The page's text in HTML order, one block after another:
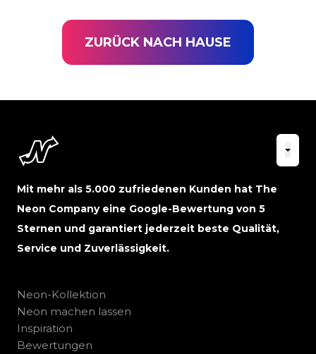
ZURÜCK NACH HAUSE
Mit mehr als 5.000 zufriedenen Kunden hat The
Neon Company eine Google-Bewertung von 5
Sternen und garantiert jederzeit beste Qualität,
Service und Zuverlässigkeit.
Neon-Kollektion
Neon machen lassen
Inspiration
Bewertungen